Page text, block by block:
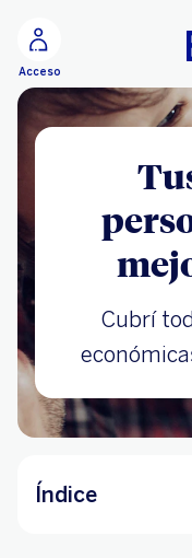
Acceso
Cubrí
Índice